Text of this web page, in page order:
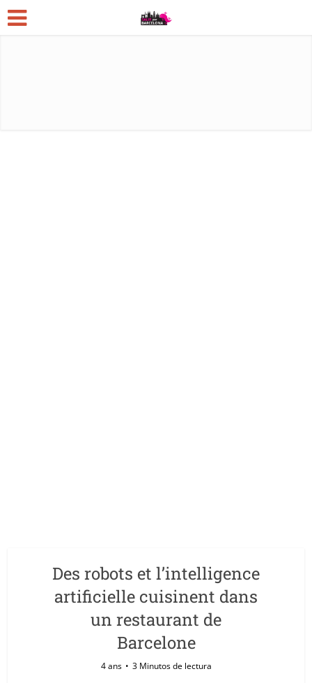
Des robots et l’intelligence
artificielle cuisinent dans
un restaurant de
Barcelone
4 ans 3 Minutos de lectura